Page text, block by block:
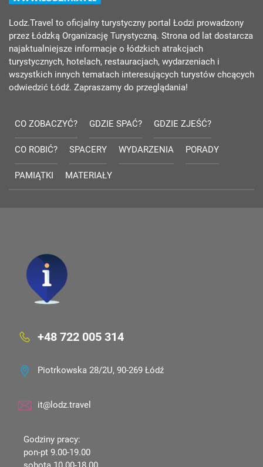
Lodz.Travel to oficjalny turystyczny portal Łodzi prowadzony
przez Łódzką Organizację Turystyczną. Strona od lat dostarcza
najaktualniejsze informacje o łódzkich atrakcjach
turystycznych, hotelach, restauracjach, wydarzeniach i
wszystkich innych tematach interesujących turystów chcących
odwiedzić Łódź. Zapraszamy do przeglądania!
CO ZOBACZYĆ? GDZIE SPAĆ? GDZIE ZJEŚĆ?
CO ROBIĆ? SPACERY WYDARZENIA PORADY
PAMIĄTKI MATERIAŁY
+48 722 005 314
Piotrkowska 28/2U, 90-269 Łódź
it@lodz.travel
Godziny pracy:
pon-pt 9.00-19.00